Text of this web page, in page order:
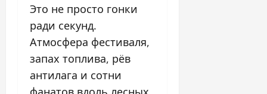
Это не просто гонки
ради секунд.
Атмосфера фестиваля,
запах топлива, рёв
антилага и сотни